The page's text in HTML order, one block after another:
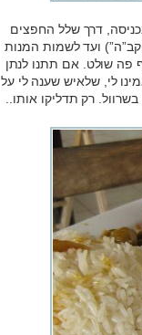
דרך שלל החפצים
ועד לשמות המנות
פה שולט. אם תתנו לנתן
לי, שלאיש שענה לי על
רק תדליקו אותו..